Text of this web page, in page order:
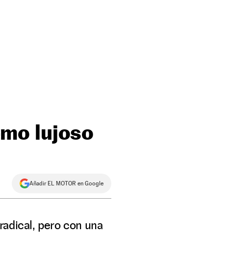
lujoso
Añadir EL MOTOR en Google
pero con una